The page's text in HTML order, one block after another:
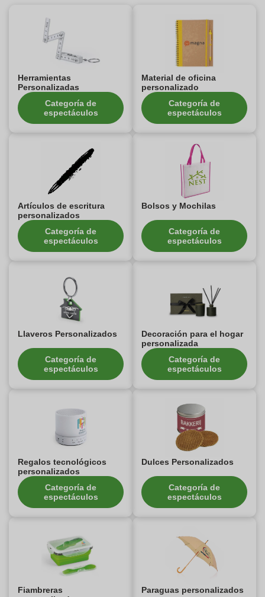
Herramientas
Personalizadas
Categoría de
espectáculos
Material de oficina
personalizado
Categoría de
espectáculos
Artículos de escritura
personalizados
Categoría de
espectáculos
Bolsos y Mochilas
Categoría de
espectáculos
Llaveros Personalizados
Categoría de
espectáculos
Decoración para el hogar
personalizada
Categoría de
espectáculos
Regalos tecnológicos
personalizados
Categoría de
espectáculos
Dulces Personalizados
Categoría de
espectáculos
Fiambreras
Paraguas personalizados